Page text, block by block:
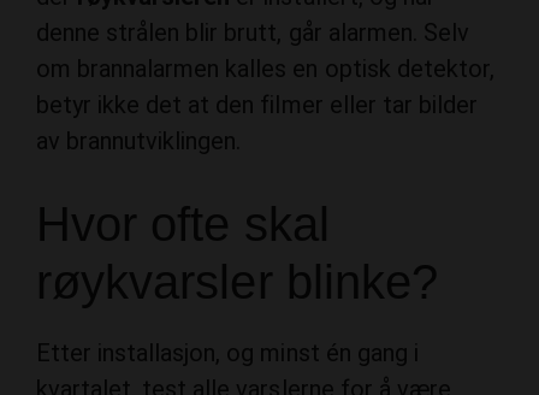
om brannalarmen kalles en optisk detektor,
betyr ikke det at den filmer eller tar bilder
av brannutviklingen.
Hvor ofte skal
røykvarsler blinke?
Etter installasjon, og minst én gang i
kvartalet, test alle varslerne for å være
sikker på at de fun- gerer som de skal